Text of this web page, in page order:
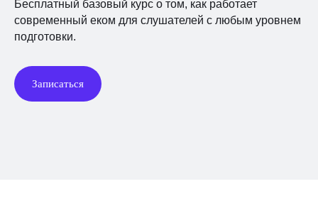
Бесплатный базовый курс о том, как работает
современный еком для слушателей с любым уровнем
подготовки.
Записаться